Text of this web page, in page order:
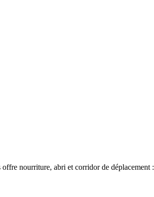
offre nourriture, abri et corridor de déplacement :